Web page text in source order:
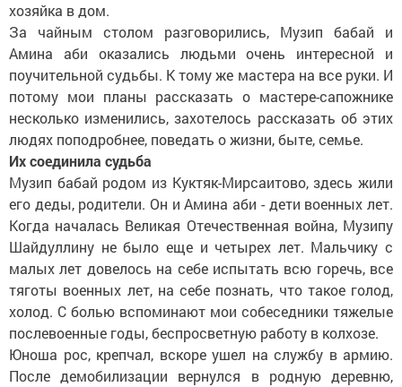
хозяйка в дом.
За чайным столом разговорились, Музип бабай и
Амина аби оказались людьми очень интересной и
поучительной судьбы. К тому же мастера на все руки. И
потому мои планы рассказать о мастере-сапожнике
несколько изменились, захотелось рассказать об этих
людях поподробнее, поведать о жизни, быте, семье.
Их соединила судьба
Музип бабай родом из Куктяк-Мирсаитово, здесь жили
его деды, родители. Он и Амина аби - дети военных лет.
Когда началась Великая Отечественная война, Музипу
Шайдуллину не было еще и четырех лет. Мальчику с
малых лет довелось на себе испытать всю горечь, все
тяготы военных лет, на себе познать, что такое голод,
холод. С болью вспоминают мои собеседники тяжелые
послевоенные годы, беспросветную работу в колхозе.
Юноша рос, крепчал, вскоре ушел на службу в армию.
После демобилизации вернулся в родную деревню,